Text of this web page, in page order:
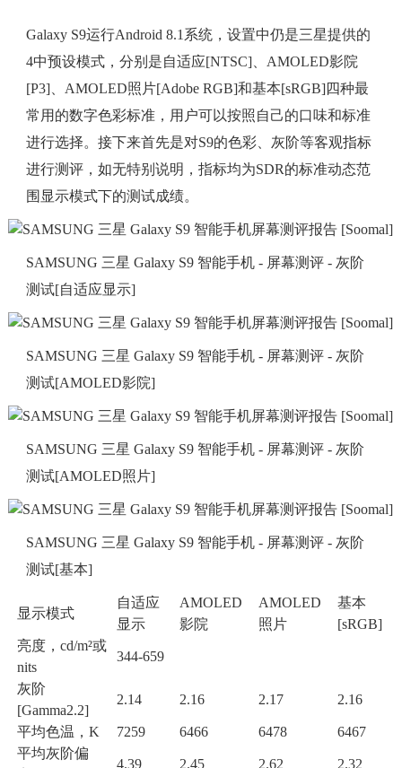
Galaxy S9运行Android 8.1系统，设置中仍是三星提供的
4中预设模式，分别是自适应[NTSC]、AMOLED影院
[P3]、AMOLED照片[Adobe RGB]和基本[sRGB]四种最
常用的数字色彩标准，用户可以按照自己的口味和标准
进行选择。接下来首先是对S9的色彩、灰阶等客观指标
进行测评，如无特别说明，指标均为SDR的标准动态范
围显示模式下的测试成绩。
SAMSUNG 三星 Galaxy S9 智能手机 - 屏幕测评 - 灰阶
测试[自适应显示]
SAMSUNG 三星 Galaxy S9 智能手机 - 屏幕测评 - 灰阶
测试[AMOLED影院]
SAMSUNG 三星 Galaxy S9 智能手机 - 屏幕测评 - 灰阶
测试[AMOLED照片]
SAMSUNG 三星 Galaxy S9 智能手机 - 屏幕测评 - 灰阶
测试[基本]
显示模式
自适应
显示
AMOLED
影院
AMOLED
照片
基本
[sRGB]
亮度，cd/m²或
nits
344-659
灰阶
[Gamma2.2]
2.14 2.16 2.17 2.16
平均色温，K 7259 6466 6478
6467
平均灰阶偏
4.39 2.45 2.62 2.32